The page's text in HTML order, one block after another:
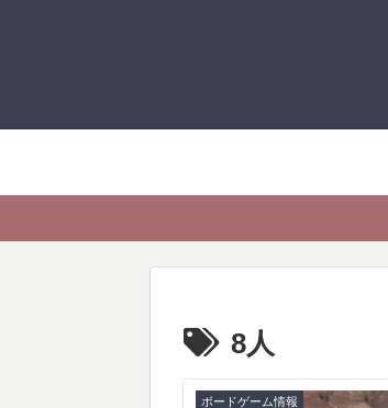
8人
ボードゲーム情報